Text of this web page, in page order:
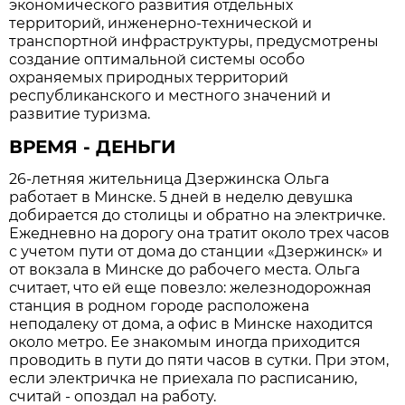
экономического развития отдельных
территорий, инженерно-технической и
транспортной инфраструктуры, предусмотрены
создание оптимальной системы особо
охраняемых природных территорий
республиканского и местного значений и
развитие туризма.
ВРЕМЯ - ДЕНЬГИ
26-летняя жительница Дзержинска Ольга
работает в Минске. 5 дней в неделю девушка
добирается до столицы и обратно на электричке.
Ежедневно на дорогу она тратит около трех часов
с учетом пути от дома до станции «Дзержинск» и
от вокзала в Минске до рабочего места. Ольга
считает, что ей еще повезло: железнодорожная
станция в родном городе расположена
неподалеку от дома, а офис в Минске находится
около метро. Ее знакомым иногда приходится
проводить в пути до пяти часов в сутки. При этом,
если электричка не приехала по расписанию,
считай - опоздал на работу.